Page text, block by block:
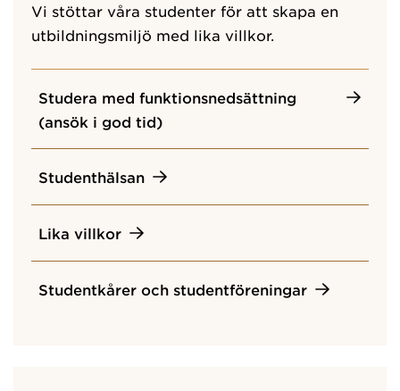
Vi stöttar våra studenter för att skapa en
utbildningsmiljö med lika villkor.
Studera med funktionsnedsättning
(ansök i god tid)
Studenthälsan
Lika villkor
Studentkårer och studentföreningar